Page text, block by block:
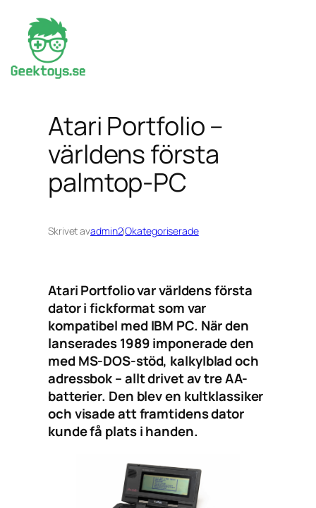
Hoppa
innehåll
Atari Portfolio –
världens första
palmtop-PC
Skrivet avadmin2iOkategoriserade
Atari Portfolio var världens första
dator i fickformat som var
kompatibel med IBM PC. När den
lanserades 1989 imponerade den
med MS-DOS-stöd, kalkylblad och
adressbok – allt drivet av tre AA-
batterier. Den blev en kultklassiker
och visade att framtidens dator
kunde få plats i handen.